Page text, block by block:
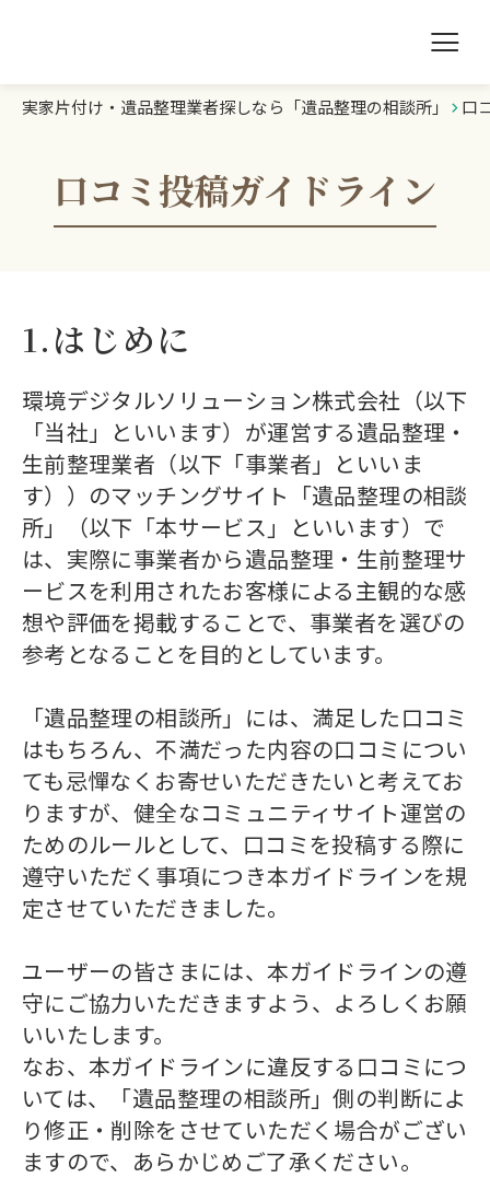
0120-20-1349
受付 8:30～17:30
無料・24時間受付
Webで無料見積りする
遺品整理の相談所TOP
業者を探す
お急ぎの方はこちら
実家片付け・遺品整理業者探しなら「遺品整理の相談所」 口
口コミ投稿ガイドライン
1.はじめに
環境デジタルソリューション株式会社（以下
「当社」といいます）が運営する遺品整理・
生前整理業者（以下「事業者」といいま
す））のマッチングサイト「遺品整理の相談
所」（以下「本サービス」といいます）で
は、実際に事業者から遺品整理・生前整理サ
ービスを利用されたお客様による主観的な感
想や評価を掲載することで、事業者を選びの
参考となることを目的としています。
「遺品整理の相談所」には、満足した口コミ
はもちろん、不満だった内容の口コミについ
ても忌憚なくお寄せいただきたいと考えてお
りますが、健全なコミュニティサイト運営の
ためのルールとして、口コミを投稿する際に
遵守いただく事項につき本ガイドラインを規
定させていただきました。
ユーザーの皆さまには、本ガイドラインの遵
守にご協力いただきますよう、よろしくお願
いいたします。
なお、本ガイドラインに違反する口コミにつ
いては、「遺品整理の相談所」側の判断によ
り修正・削除をさせていただく場合がござい
ますので、あらかじめご了承ください。